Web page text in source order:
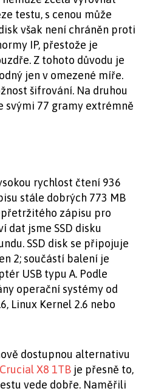
testu, s cenou může
však není chráněn proti
IP, přestože je
Z tohoto důvodu je
jen v omezené míře.
šifrování. Na druhou
svými 77 gramy extrémně
rychlost čtení 936
stále dobrých 773 MB
zápisu pro
dat jsme SSD disku
SSD disk se připojuje
2; součástí balení je
USB typu A. Podle
operační systémy od
Linux Kernel 2.6 nebo
dostupnou alternativu
Crucial X8 1TB je přesně to,
vede dobře. Naměřili